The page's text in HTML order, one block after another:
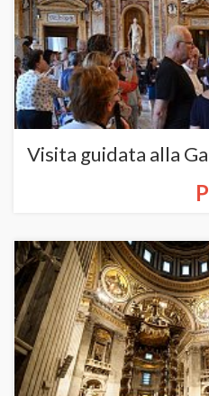
Visita guidata alla